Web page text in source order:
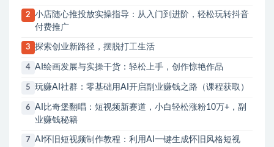
2
小店随心推投放实操指导：从入门到进阶，轻松玩转抖音
付费推广
3 探索创业新路径，摆脱打工生活
4 AI绘画发展与实操干货：轻松上手，创作惊艳作品
5 玩赚AI社群：零基础用AI开启副业赚钱之路（课程获取）
6
AI比奇堡翻唱：短视频新赛道，小白轻松涨粉10万+，副
业赚钱秘籍
7
AI怀旧短视频制作教程：利用AI一键生成怀旧风格短视